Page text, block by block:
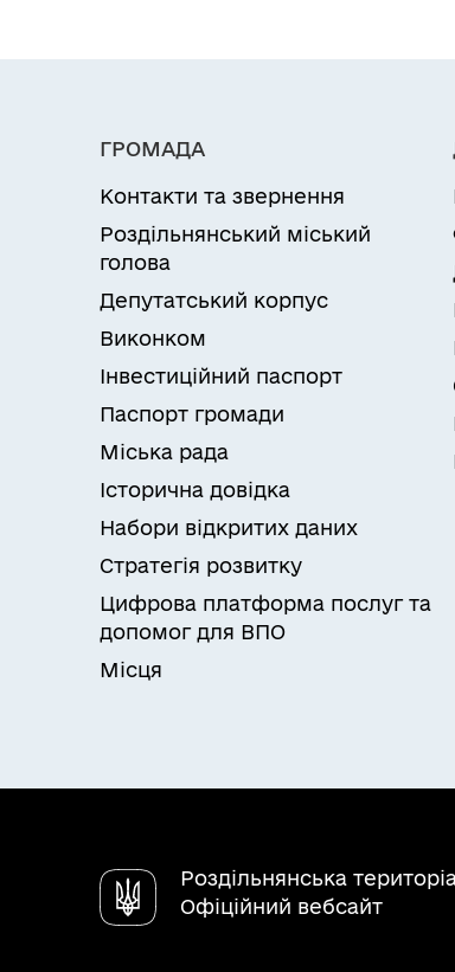
ГРОМАДА
Контакти та звернення
Роздільнянський міський
голова
Депутатський корпус
Виконком
Інвестиційний паспорт
Паспорт громади
Міська рада
Історична довідка
Набори відкритих даних
Стратегія розвитку
Цифрова платформа послуг та
допомог для ВПО
Місця
Роздільнянська
Офіційний вебсайт